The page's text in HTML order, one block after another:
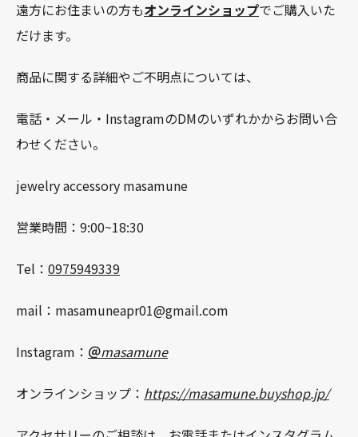
遠方にお住まいの方もオンラインショップでご購入いた
だけます。
商品に関する詳細やご不明点については、
電話・メール・InstagramのDMのいずれかからお問い合
わせください。
jewelry accessory masamune
営業時間：9:00~18:30
Tel： 0975949339
mail：masamuneapr01@gmail.com
Instagram： ＠masamune
オンラインショップ： https://masamune.buyshop.jp/